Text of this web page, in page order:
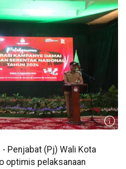
- Penjabat (Pj) Wali Kota
optimis pelaksanaan